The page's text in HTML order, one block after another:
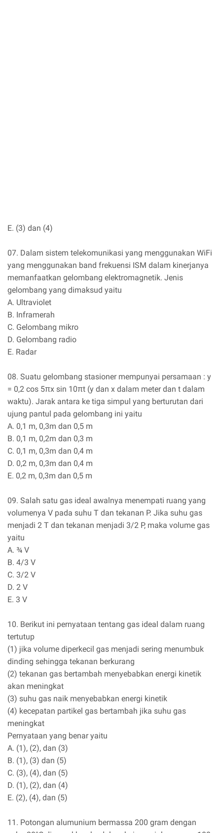
E. (3) dan (4)
07. Dalam sistem telekomunikasi yang menggunakan WiFi
yang menggunakan band frekuensi ISM dalam kinerjanya
memanfaatkan gelombang elektromagnetik. Jenis
gelombang yang dimaksud yaitu
A. Ultraviolet
B. Inframerah
C. Gelombang mikro
D. Gelombang radio
E. Radar
08. Suatu gelombang stasioner mempunyai persamaan : y
= 0,2 cos 5πx sin 10πt (y dan x dalam meter dan t dalam
waktu). Jarak antara ke tiga simpul yang berturutan dari
ujung pantul pada gelombang ini yaitu
A. 0,1 m, 0,3m dan 0,5 m
B. 0,1 m, 0,2m dan 0,3 m
C. 0,1 m, 0,3m dan 0,4 m
D. 0,2 m, 0,3m dan 0,4 m
E. 0,2 m, 0,3m dan 0,5 m
09. Salah satu gas ideal awalnya menempati ruang yang
volumenya V pada suhu T dan tekanan P. Jika suhu gas
menjadi 2 T dan tekanan menjadi 3/2 P, maka volume gas
yaitu
A. ¾ V
B. 4/3 V
C. 3/2 V
D. 2 V
E. 3 V
10. Berikut ini pernyataan tentang gas ideal dalam ruang
tertutup
(1) jika volume diperkecil gas menjadi sering menumbuk
dinding sehingga tekanan berkurang
(2) tekanan gas bertambah menyebabkan energi kinetik
akan meningkat
(3) suhu gas naik menyebabkan energi kinetik
(4) kecepatan partikel gas bertambah jika suhu gas
meningkat
Pernyataan yang benar yaitu
A. (1), (2), dan (3)
B. (1), (3) dan (5)
C. (3), (4), dan (5)
D. (1), (2), dan (4)
E. (2), (4), dan (5)
11. Potongan alumunium bermassa 200 gram dengan